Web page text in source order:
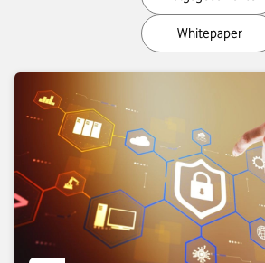
Whitepaper